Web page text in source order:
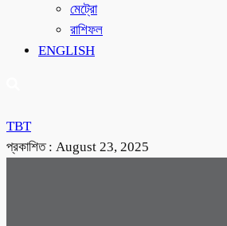
মেট্রো
রাশিফল
ENGLISH
TBT
প্রকাশিত : August 23, 2025